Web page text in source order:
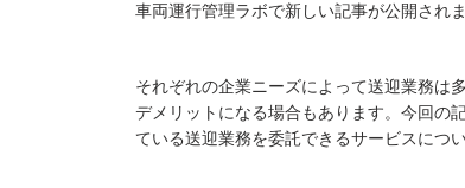
車両運行管理ラボで新しい記事が公開され
それぞれの企業ニーズによって送迎業務は
デメリットになる場合もあります。今回の
ている送迎業務を委託できるサービスにつ